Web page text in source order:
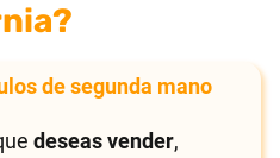
de segunda mano
deseas vender,